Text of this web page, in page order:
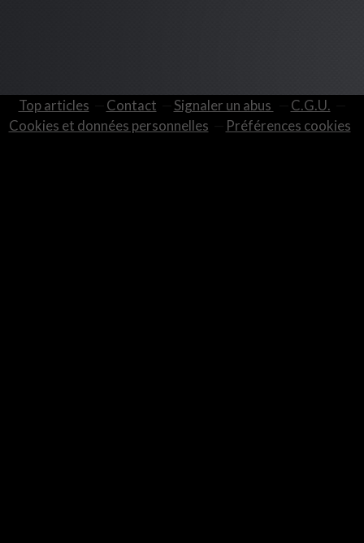
Top articles Contact Signaler un abus
C.G.U.
Cookies et données personnelles
Préférences cookies